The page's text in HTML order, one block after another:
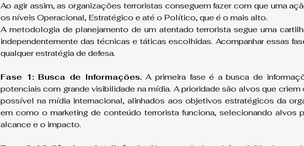
Ao agir assim, as organizações terroristas conseguem fazer com que uma
os níveis Operacional, Estratégico e até o Político, que é o mais alto.
A metodologia de planejamento de um atentado terrorista segue uma
independentemente das técnicas e táticas escolhidas. Acompanhar essas
qualquer estratégia de defesa.
Fase 1: Busca de Informações. A primeira fase é a busca de
potenciais com grande visibilidade na mídia. A prioridade são alvos que
possível na mídia internacional, alinhados aos objetivos estratégicos da
em como o marketing de conteúdo terrorista funciona, selecionando alvos
alcance e o impacto.